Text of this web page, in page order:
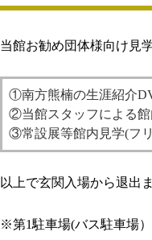
当館お勧め団体様向け見
①南方熊楠の生涯紹介
②当館スタッフによる
③常設展等館内見学(フ
以上で玄関入場から退出
※第1駐車場(バス駐車場